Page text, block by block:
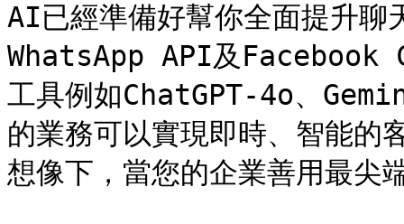
AI已經準備好幫你全面提升
WhatsApp API及Facebook
工具例如ChatGPT-4o、
的業務可以實現即時、智能的
想像下，當您的企業善用最尖